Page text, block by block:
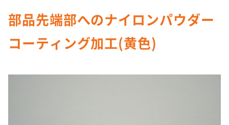
部品先端部へのナイロンパウダー
コーティング加工(黄色)